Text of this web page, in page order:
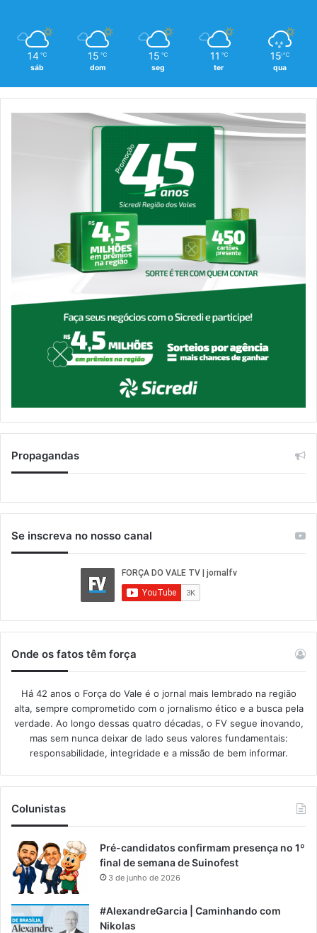
14 ℃
sáb
15 ℃
dom
15 ℃
seg
11 ℃
ter
15 ℃
qua
Propagandas
Se inscreva no nosso canal
Onde os fatos têm força
Há 42 anos o Força do Vale é o jornal mais lembrado na região
alta, sempre comprometido com o jornalismo ético e a busca pela
verdade. Ao longo dessas quatro décadas, o FV segue inovando,
mas sem nunca deixar de lado seus valores fundamentais:
responsabilidade, integridade e a missão de bem informar.​
Colunistas
Pré-candidatos confirmam presença no 1º
final de semana de Suinofest
3 de junho de 2026
#AlexandreGarcia | Caminhando com
Nikolas